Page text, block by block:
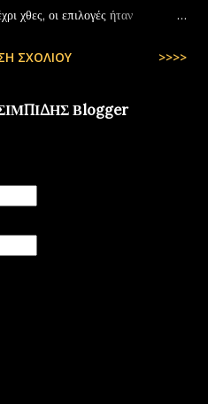
χθες, οι επιλογές ήταν
ΣΧΟΛΊΟΥ >>>>
Βlogger